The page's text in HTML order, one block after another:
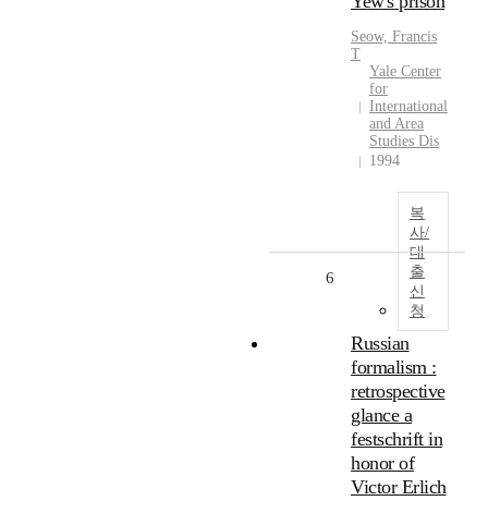
Seow, Francis
T
Yale Center
for
International
and Area
Studies Dis
1994
복
사/
대
출
신
청
6
Russian
formalism :
retrospective
glance a
festschrift in
honor of
Victor Erlich